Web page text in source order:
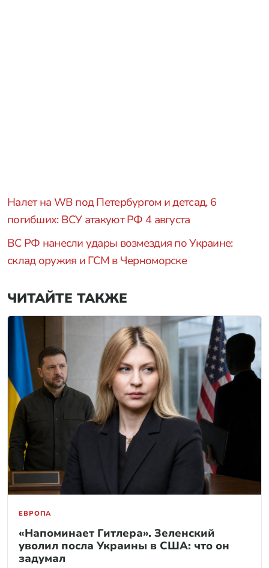
Налет на WB под Петербургом и детсад, 6
погибших: ВСУ атакуют РФ 4 августа
ВС РФ нанесли удары возмездия по Украине:
склад оружия и ГСМ в Черноморске
ЧИТАЙТЕ ТАКЖЕ
ЕВРОПА
«Напоминает Гитлера». Зеленский
уволил посла Украины в США: что он
задумал